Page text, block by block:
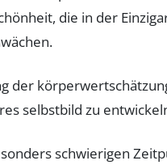
die in der
schwierigen